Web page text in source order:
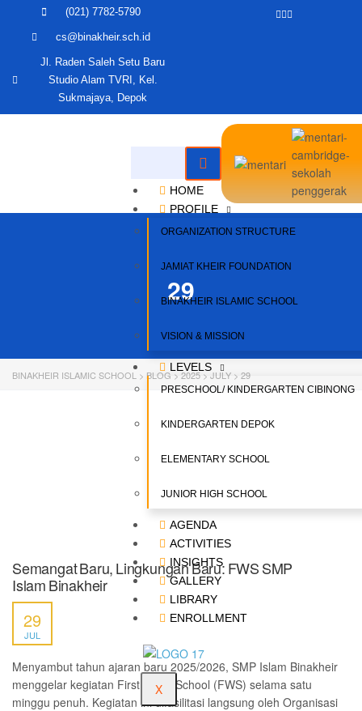
(021) 7782-5790
cs@binakheir.sch.id
Jl. Raden Saleh Setu Baru
Studio Alam TVRI, Kel.
Sukmajaya, Depok
HOME
PROFILE
ORGANIZATION STRUCTURE
JAMIAT KHEIR FOUNDATION
BINAKHEIR ISLAMIC SCHOOL
VISION & MISSION
LEVELS
PRESCHOOL/ KINDERGARTEN CIBINONG
KINDERGARTEN DEPOK
ELEMENTARY SCHOOL
JUNIOR HIGH SCHOOL
AGENDA
ACTIVITIES
INSIGHTS
GALLERY
LIBRARY
ENROLLMENT
X
29
BINAKHEIR ISLAMIC SCHOOL > BLOG>2025>JULY > 29
Semangat Baru, Lingkungan Baru: FWS SMP
Islam Binakheir
29
JUL
Menyambut tahun ajaran baru 2025/2026, SMP Islam Binakheir
menggelar kegiatan First Week School (FWS) selama satu
minggu penuh. Kegiatan ini difasilitasi langsung oleh Organisasi